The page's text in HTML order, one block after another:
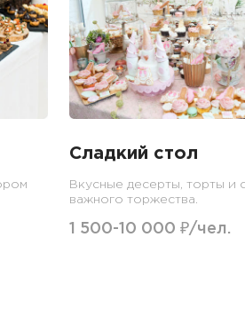
Сладкий стол
Вкусные десерты, торты и
важного торжества.
1 500-10 000 ₽/чел.